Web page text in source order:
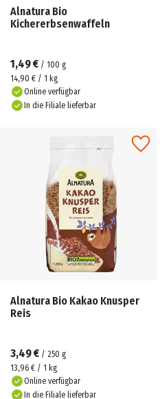
Alnatura Bio
Kichererbsenwaffeln
1,49 € / 100 g
14,90 € / 1 kg
Online verfügbar
In die Filiale lieferbar
Alnatura Bio Kakao Knusper
Reis
3,49 € / 250 g
13,96 € / 1 kg
Online verfügbar
In die Filiale lieferbar